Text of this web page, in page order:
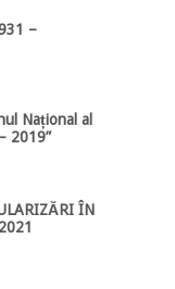
–
Național al
2019”
ÎN